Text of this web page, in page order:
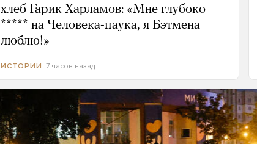
хлеб Гарик Харламов: «Мне глубоко
***** на Человека-паука, я Бэтмена
люблю!»
ИСТОРИИ 7 часов назад